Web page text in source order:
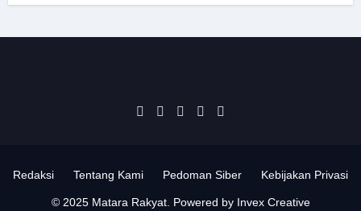
Redaksi Tentang Kami Pedoman Siber Kebijakan Privasi
© 2025 Matara Rakyat. Powered by Invex Creative